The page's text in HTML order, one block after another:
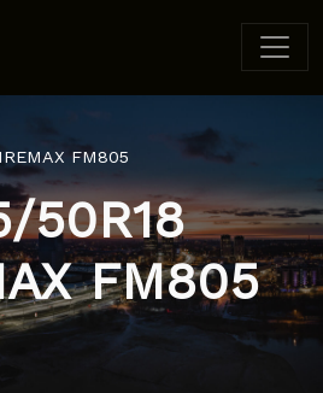
FM805
50R18
FM805